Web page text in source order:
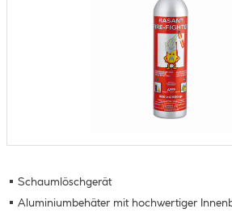
Schaumlöschgerät
Aluminiumbehäter mit hochwertiger